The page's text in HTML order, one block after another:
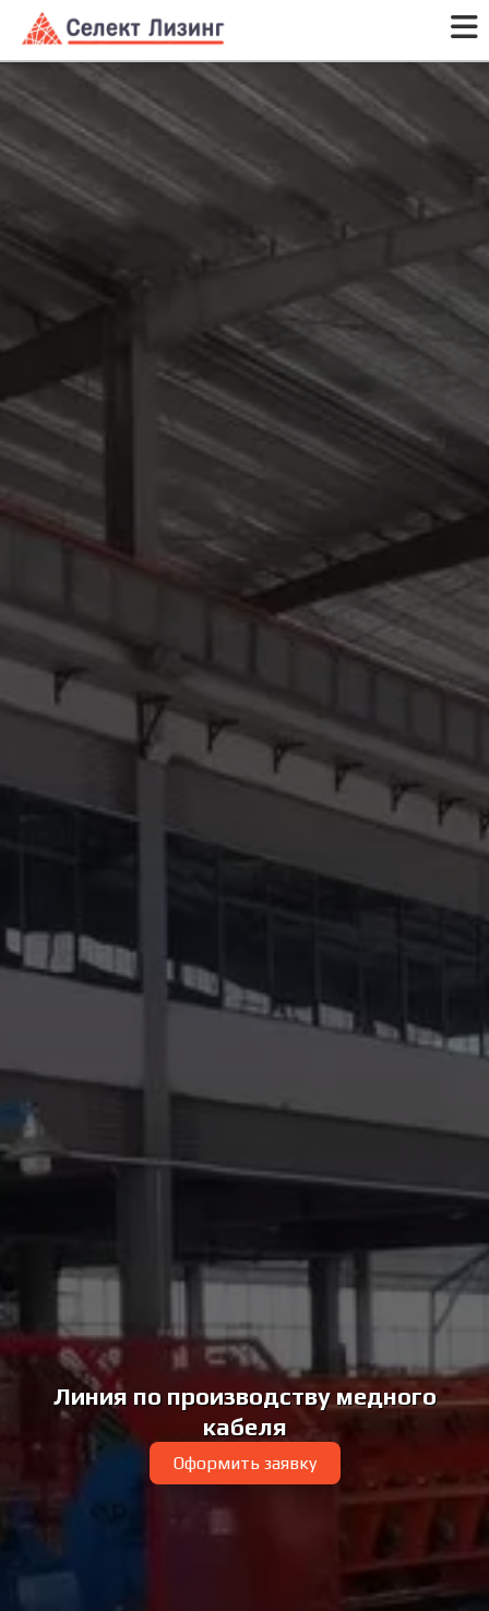
Линия по производству медного
кабеля
Оформить заявку